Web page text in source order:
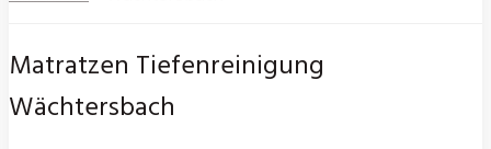
Matratzen Tiefenreinigung
Wächtersbach